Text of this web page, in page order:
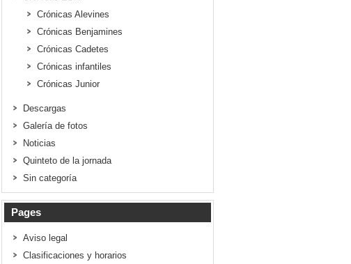
Crónicas Alevines
Crónicas Benjamines
Crónicas Cadetes
Crónicas infantiles
Crónicas Junior
Descargas
Galería de fotos
Noticias
Quinteto de la jornada
Sin categoría
Pages
Aviso legal
Clasificaciones y horarios